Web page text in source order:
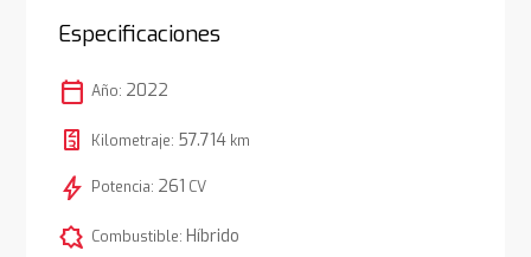
Especificaciones
calendar_today Año: 2022
Kilometraje: 57.714km
bolt Potencia: 261 CV
comic_bubble Combustible: Híbrido